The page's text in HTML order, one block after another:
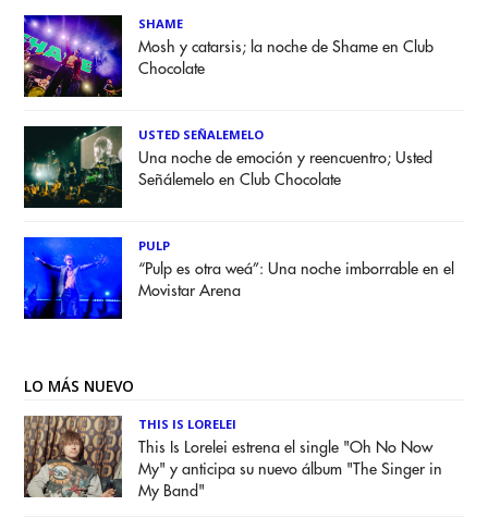
SHAME
Mosh y catarsis; la noche de Shame en Club
Chocolate
USTED SEÑALEMELO
Una noche de emoción y reencuentro; Usted
Señálemelo en Club Chocolate
PULP
“Pulp es otra weá”: Una noche imborrable en el
Movistar Arena
LO MÁS NUEVO
THIS IS LORELEI
This Is Lorelei estrena el single "Oh No Now
My" y anticipa su nuevo álbum "The Singer in
My Band"